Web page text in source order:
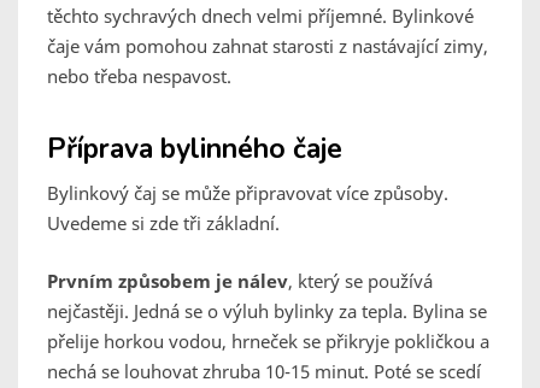
těchto sychravých dnech velmi příjemné. Bylinkové
čaje vám pomohou zahnat starosti z nastávající zimy,
nebo třeba nespavost.
Příprava bylinného čaje
Bylinkový čaj se může připravovat více způsoby.
Uvedeme si zde tři základní.
Prvním způsobem je nálev, který se používá
nejčastěji. Jedná se o výluh bylinky za tepla. Bylina se
přelije horkou vodou, hrneček se přikryje pokličkou a
nechá se louhovat zhruba 10-15 minut. Poté se scedí